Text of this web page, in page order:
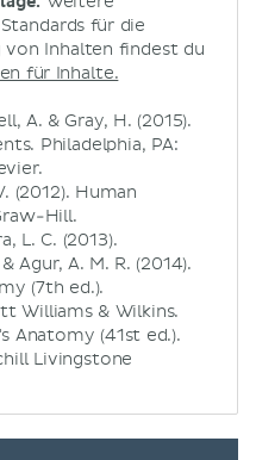
für die
von Inhalten findest du
für Inhalte.
A. & Gray, H. (2015).
Philadelphia, PA:
(2012). Human
Hill.
L. C. (2013).
Agur, A. M. R. (2014).
(7th ed.).
Williams & Wilkins.
Anatomy (41st ed.).
Livingstone